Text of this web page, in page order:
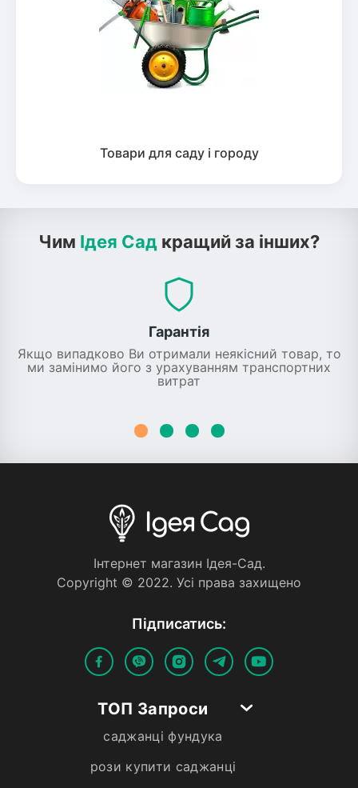
Товари для саду і городу
Чим Ідея Сад кращий за інших?
Гарантія
Якщо випадково Ви отримали неякісний товар, то
ми замінимо його з урахуванням транспортних
витрат
Iнтернет магазин Iдея-Сад.
Copyright © 2022. Усi права захищено
Пiдписатись:
ТОП Запроси
саджанці фундука
рози купити саджанці